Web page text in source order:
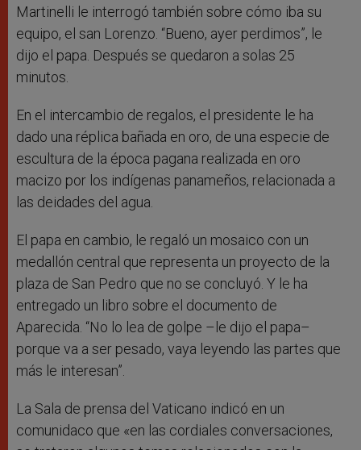
Martinelli le interrogó también sobre cómo iba su
equipo, el san Lorenzo. “Bueno, ayer perdimos”, le
dijo el papa. Después se quedaron a solas 25
minutos.
En el intercambio de regalos, el presidente le ha
dado una réplica bañada en oro, de una especie de
escultura de la época pagana realizada en oro
macizo por los indígenas panameños, relacionada a
las deidades del agua.
El papa en cambio, le regaló un mosaico con un
medallón central que representa un proyecto de la
plaza de San Pedro que no se concluyó. Y le ha
entregado un libro sobre el documento de
Aparecida. “No lo lea de golpe –le dijo el papa–
porque va a ser pesado, vaya leyendo las partes que
más le interesan”.
La Sala de prensa del Vaticano indicó en un
comunidaco que «en las cordiales conversaciones,